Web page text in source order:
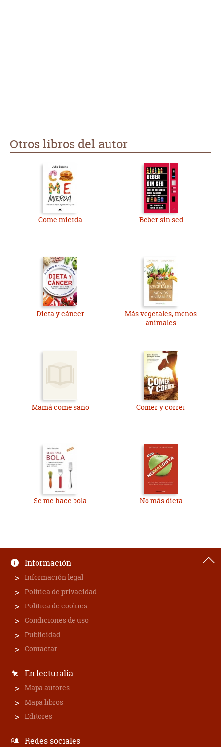
Otros libros del autor
Come mierda Beber sin sed
Dieta y cáncer
Más vegetales, menos
animales
Mamá come sano Comer y correr
Se me hace bola No más dieta
Información
Información legal
Política de privacidad
Política de cookies
Condiciones de uso
Publicidad
Contactar
En lecturalia
Mapa autores
Mapa libros
Editores
Redes sociales